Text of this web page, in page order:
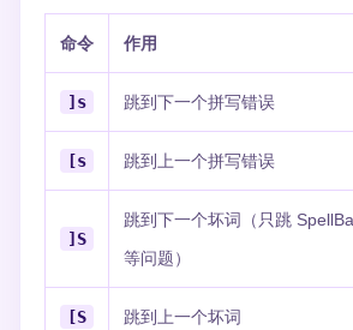
命令 作用
]s 跳到下一个拼写错误
[s 跳到上一个拼写错误
]S
跳到下一个坏词（只跳
等问题）
[S 跳到上一个坏词